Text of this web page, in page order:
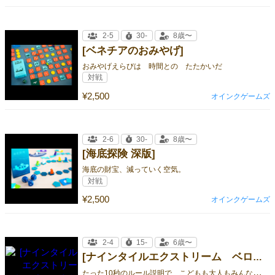
[ベネチアのおみやげ]
おみやげえらびは 時間との たたかいだ
¥2,500
2-5 30- 8歳〜
対戦
オインクゲームズ
[海底探険 深版]
海底の財宝、減っていく空気。
¥2,500
2-6 30- 8歳〜
対戦
オインクゲームズ
[ナインタイルエクストリーム ベロー！ミニオンズ]
た
った10秒のルール説明で こどもも大人もみんな楽しい
2-4 15- 6歳〜